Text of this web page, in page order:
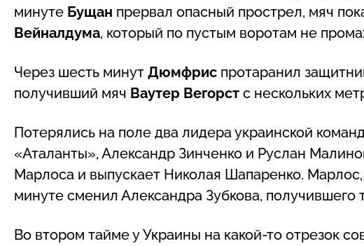
минуте Бущан прервал опасный прострел, мяч
Вейналдума, который по пустым воротам не
Через шесть минут Дюмфрис протаранил
получивший мяч Ваутер Вегорст с нескольких
Потерялись на поле два лидера украинской
«Аталанты», Александр Зинченко и Руслан
Марлоса и выпускает Николая Шапаренко.
минуте сменил Александра Зубкова, получившего
Во втором тайме у Украины на какой-то отрезок